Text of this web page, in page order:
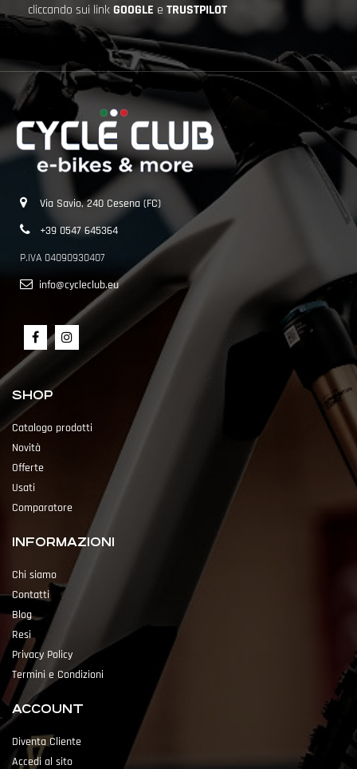
cliccando sui linkGOOGLE e TRUSTPILOT
Via Savio, 240 Cesena (FC)
+39 0547 645364
P.IVA 04090930407
info@cycleclub.eu
SHOP
Catalogo prodotti
Novità
Offerte
Usati
Comparatore
INFORMAZIONI
Chi siamo
Contatti
Blog
Resi
Privacy Policy
Termini e Condizioni
ACCOUNT
Diventa Cliente
Accedi al sito